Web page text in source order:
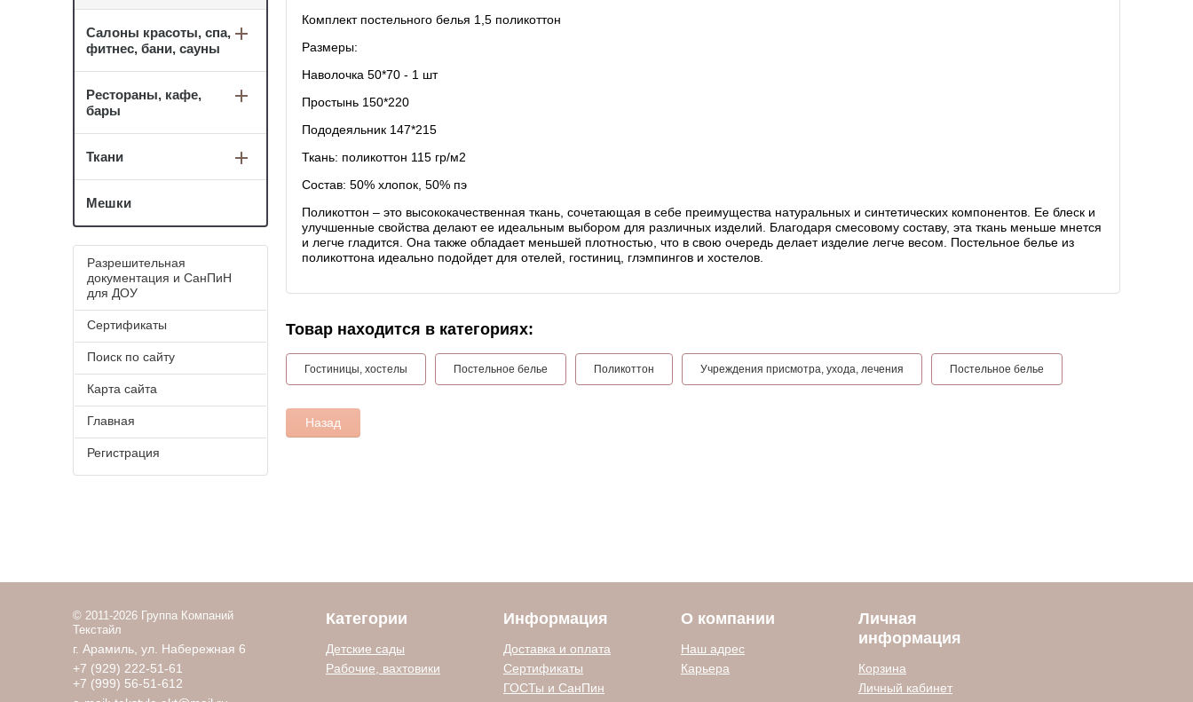
Комплект постельного белья 1,5 поликоттон
Размеры:
Наволочка 50*70 - 1 шт
Простынь 150*220
Пододеяльник 147*215
Ткань: поликоттон 115 гр/м2
Состав: 50% хлопок, 50% пэ
Поликоттон – это высококачественная ткань, сочетающая в себе преимущества натуральных и синтетических компонентов. Ее блеск и
улучшенные свойства делают ее идеальным выбором для различных изделий. Благодаря смесовому составу, эта ткань меньше мнется
и легче гладится. Она также обладает меньшей плотностью, что в свою очередь делает изделие легче весом. Постельное белье из
поликоттона идеально подойдет для отелей, гостиниц, глэмпингов и хостелов.
Товар находится в категориях:
Гостиницы, хостелы Постельное белье Поликоттон Учреждения присмотра, ухода, лечения Постельное белье
Назад
Салоны красоты, спа,
фитнес, бани, сауны
Рестораны, кафе,
бары
Ткани
Мешки
Разрешительная
документация и СанПиН
для ДОУ
Сертификаты
Поиск по сайту
Карта сайта
Главная
Регистрация
© 2011-2026 Группа Компаний
Текстайл
г. Арамиль, ул. Набережная 6
+7 (929) 222-51-61
+7 (999) 56-51-612
Категории
Детские сады
Рабочие, вахтовики
Информация
Доставка и оплата
Сертификаты
ГОСТы и СанПин
О компании
Наш адрес
Карьера
Личная
информация
Корзина
Личный кабинет